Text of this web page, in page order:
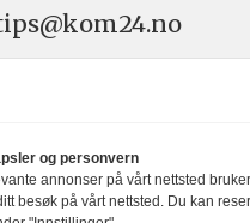
og personvern
annonser på vårt nettsted
besøk på vårt nettsted. Du kan